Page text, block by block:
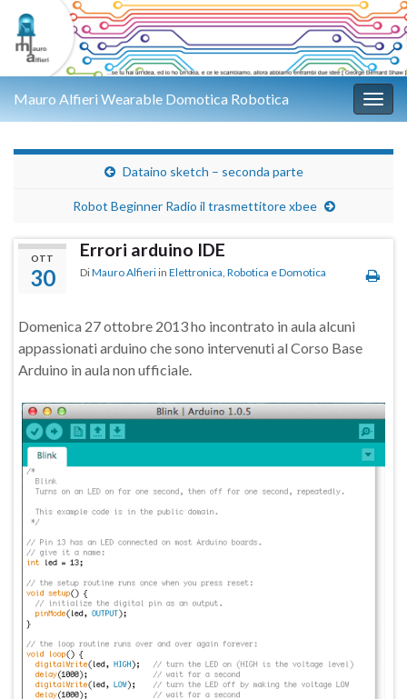
Mauro Alfieri Wearable Domotica Robotica
Dataino sketch – seconda parte
Robot Beginner Radio il trasmettitore xbee
OTT
30
Errori arduino IDE
DiMauro Alfieri in Elettronica, Robotica e Domotica
Domenica 27 ottobre 2013 ho incontrato in aula alcuni
appassionati arduino che sono intervenuti al Corso Base
Arduino in aula non ufficiale.